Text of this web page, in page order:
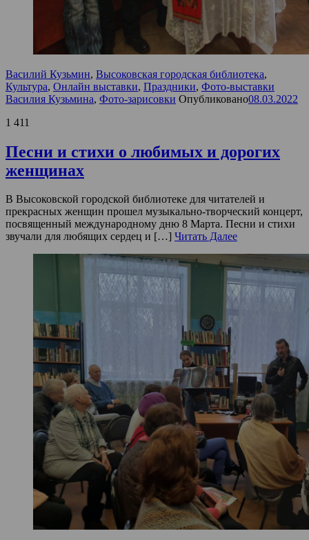
Василий Кузьмин, Высоковская городская библиотека,
Культура, Онлайн выставки, Праздники, Фото-выставки
Василия Кузьмина, Фото-зарисовки Опубликовано08.03.2022
1 411
Песни и стихи о любимых и дорогих
женщинах
В Высоковской городской библиотеке для читателей и
прекрасных женщин прошел музыкально-творческий концерт,
посвященный международному дню 8 Марта. Песни и стихи
звучали для любящих сердец и […] Читать Далее